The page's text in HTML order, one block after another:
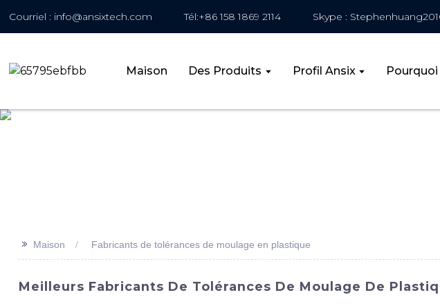
Courriel : info@ansixtech.com Tél:+86 158 1869 2114 Skype :
Maison Des Produits Profil Ansix
>> Maison Fabricants de tolérances de moulage en plastique
Meilleurs Fabricants De Tolérances De Moulage De